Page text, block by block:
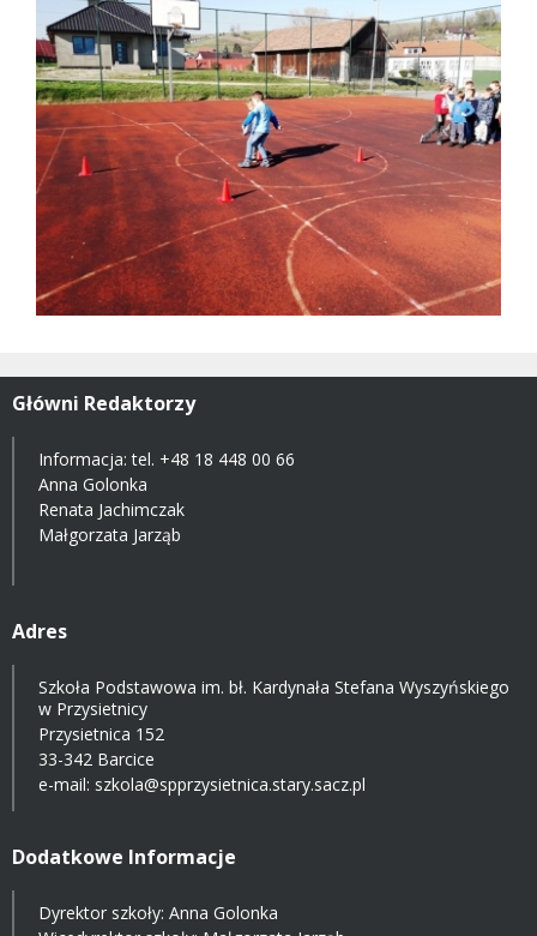
Główni Redaktorzy
Informacja: tel. +48 18 448 00 66
Anna Golonka
Renata Jachimczak
Małgorzata Jarząb
Adres
Szkoła Podstawowa im. bł. Kardynała Stefana Wyszyńskiego
w Przysietnicy
Przysietnica 152
33-342 Barcice
e-mail: szkola@spprzysietnica.stary.sacz.pl
Dodatkowe Informacje
Dyrektor szkoły: Anna Golonka